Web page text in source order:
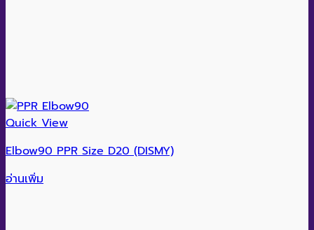
Quick View
Elbow90 PPR Size D20 (DISMY)
อ่านเพิ่ม